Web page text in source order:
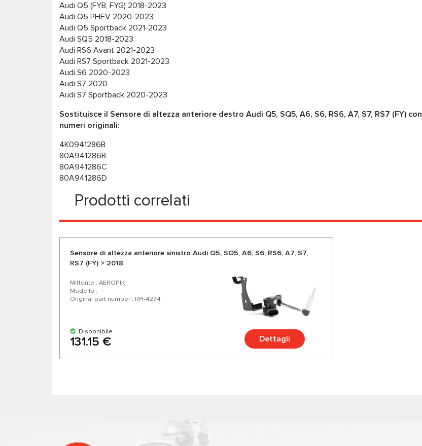
Audi Q5 (FYB, FYG) 2018-2023
Audi Q5 PHEV 2020-2023
Audi Q5 Sportback 2021-2023
Audi SQ5 2018-2023
Audi RS6 Avant 2021-2023
Audi RS7 Sportback 2021-2023
Audi S6 2020-2023
Audi S7 2020
Audi S7 Sportback 2020-2023
Sostituisce il Sensore di altezza anteriore destro Audi Q5, SQ5, A6, S6, RS6, A7, S7, RS7 (FY) con
numeri originali:
4K0941286B
80A941286B
80A941286C
80A941286D
Prodotti correlati
Sensore di altezza anteriore sinistro Audi Q5, SQ5, A6, S6, RS6, A7, S7,
RS7 (FY) > 2018
Mittente : AEROPIK
Modello :
Original part number : RH-4274
Disponibile
131.15 € Dettagli